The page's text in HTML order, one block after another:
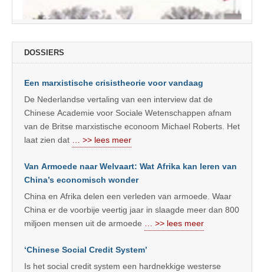
DOSSIERS
Een marxistische crisistheorie voor vandaag
De Nederlandse vertaling van een interview dat de
Chinese Academie voor Sociale Wetenschappen afnam
van de Britse marxistische econoom Michael Roberts. Het
laat zien dat … >> lees meer
Van Armoede naar Welvaart: Wat Afrika kan leren van
China’s economisch wonder
China en Afrika delen een verleden van armoede. Waar
China er de voorbije veertig jaar in slaagde meer dan 800
miljoen mensen uit de armoede … >> lees meer
‘Chinese Social Credit System’
Is het social credit system een hardnekkige westerse